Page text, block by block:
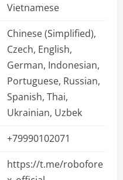
Vietnamese
Chinese (Simplified),
Czech, English,
German, Indonesian,
Portuguese, Russian,
Spanish, Thai,
Ukrainian, Uzbek
+79990102071
https://t.me/robofore